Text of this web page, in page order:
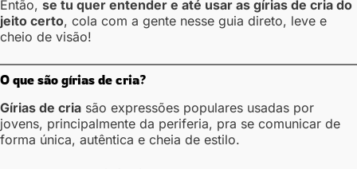
Então, se tu quer entender e até usar as gírias de cria do
jeito certo, cola com a gente nesse guia direto, leve e
cheio de visão!
O que são gírias de cria?
Gírias de cria são expressões populares usadas por
jovens, principalmente da periferia, pra se comunicar de
forma única, autêntica e cheia de estilo.